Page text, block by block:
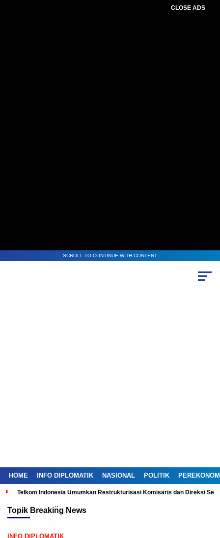
CLOSE ADS
SCROLL TO CONTINUE WITH CONTENT
HOME INFO DIPLOMATIK NASIONAL POLITIK
Telkom Indonesia Umumkan Restrukturisasi Komisaris dan Direksi
Topik Breakin̈g News
INFO DIPLOMATIK